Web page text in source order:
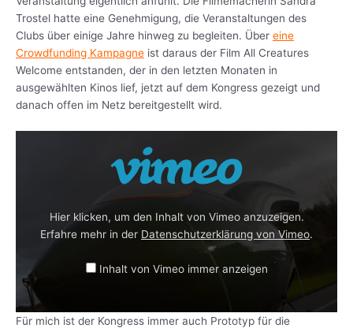
Trostel hatte eine Genehmigung, die Veranstaltungen des
Clubs über einige Jahre hinweg zu begleiten. Über eine
Crowdfunding Kampagne ist daraus der Film All Creatures
Welcome entstanden, der in den letzten Monaten in
ausgewählten Kinos lief, jetzt auf dem Kongress gezeigt und
danach offen im Netz bereitgestellt wird.
Inhalt von Vimeo anzeigen
Hier klicken, um den Inhalt von Vimeo anzuzeigen.
Erfahre mehr in der Datenschutzerklärung von Vimeo.
Inhalt von Vimeo immer anzeigen
video direkt öffnen
Für mich ist der Kongress immer auch Prototyp für die